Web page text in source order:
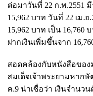
ต่อมาวันที่ 22 ก.พ.2551
15,962 บาท วันที่ 22 เม.
15,962 บาท เป็น 16,760
ฝากเงินเพิ่มขึ้นจาก
สอดคล้องกับหนังสือขอ
สมเด็จเจ้าพระยามหาก
ค.9 น่าเชื่อว่า เงินจำนว